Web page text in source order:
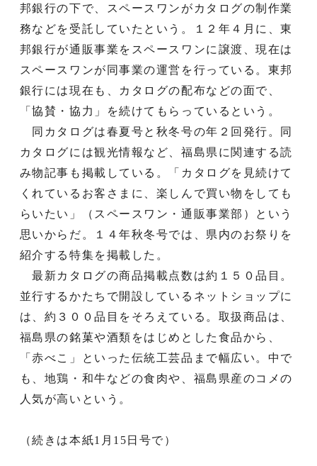
邦銀行の下で、スペースワンがカタログの制作業
務などを受託していたという。１２年４月に、東
邦銀行が通販事業をスペースワンに譲渡、現在は
スペースワンが同事業の運営を行っている。東邦
銀行には現在も、カタログの配布などの面で、
「協賛・協力」を続けてもらっているという。
同カタログは春夏号と秋冬号の年２回発行。同
カタログには観光情報など、福島県に関連する読
み物記事も掲載している。「カタログを見続けて
くれているお客さまに、楽しんで買い物をしても
らいたい」（スペースワン・通販事業部）という
思いからだ。１４年秋冬号では、県内のお祭りを
紹介する特集を掲載した。
最新カタログの商品掲載点数は約１５０品目。
並行するかたちで開設しているネットショップに
は、約３００品目をそろえている。取扱商品は、
福島県の銘菓や酒類をはじめとした食品から、
「赤べこ」といった伝統工芸品まで幅広い。中で
も、地鶏・和牛などの食肉や、福島県産のコメの
人気が高いという。
（続きは本紙1月15日号で）